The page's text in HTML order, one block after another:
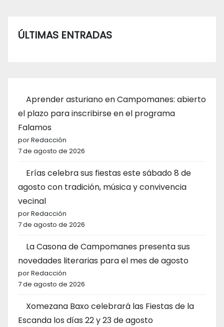
ÚLTIMAS ENTRADAS
Aprender asturiano en Campomanes: abierto
el plazo para inscribirse en el programa
Falamos
por Redacción
7 de agosto de 2026
Erías celebra sus fiestas este sábado 8 de
agosto con tradición, música y convivencia
vecinal
por Redacción
7 de agosto de 2026
La Casona de Campomanes presenta sus
novedades literarias para el mes de agosto
por Redacción
7 de agosto de 2026
Xomezana Baxo celebrará las Fiestas de la
Escanda los días 22 y 23 de agosto